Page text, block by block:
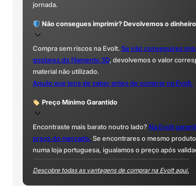
jornada.
Não consegues imprimir? Devolvemos o
Compra sem riscos na Evolt. Se não conseguires
gostares do filamento 3D, devolvemos o valor
material não utilizado.
Aquilo que tens de saber antes de comprar na Evolt.
Preço Mínimo Garantido
Encontraste mais barato noutro lado? Na Evolt
preço do mercado. Se encontrares o mesmo
numa loja portuguesa, igualamos o preço após
Descobre todas as vantagens de comprar na Evolt aqui.